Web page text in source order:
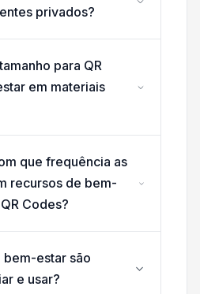
privados?
para QR
em materiais
que frequência as
recursos de bem-
Codes?
bem-estar são
e usar?